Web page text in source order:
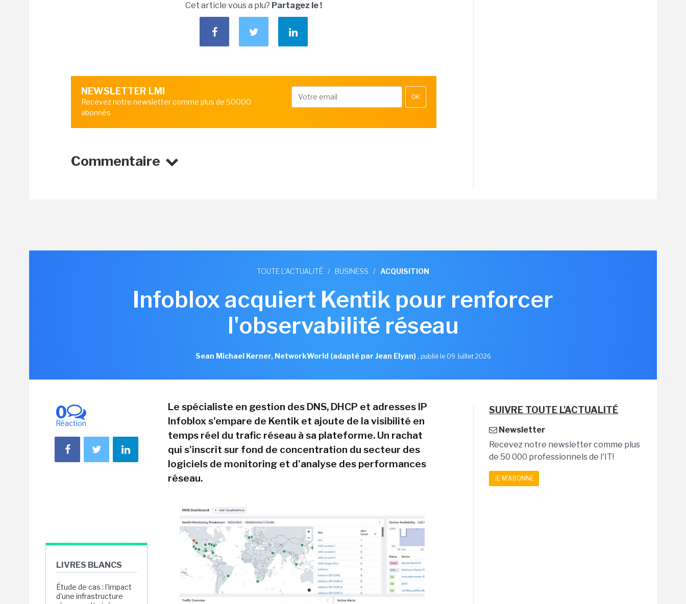
Cet article vous a plu? Partagez le !
NEWSLETTER LMI
Recevez notre newsletter comme plus de 50000
abonnés
OK
Commentaire
TOUTE L'ACTUALITÉ / BUSINESS / ACQUISITION
Infoblox acquiert Kentik pour renforcer
l'observabilité réseau
Sean Michael Kerner, NetworkWorld (adapté par Jean Elyan), publié le 09 Juillet 2026
0
Réaction
LIVRES BLANCS
Étude de cas : l'impact
d'une infrastructure
Le spécialiste en gestion des DNS, DHCP et adresses IP
Infoblox s'empare de Kentik et ajoute de la visibilité en
temps réel du trafic réseau à sa plateforme. Un rachat
qui s'inscrit sur fond de concentration du secteur des
logiciels de monitoring et d'analyse des performances
réseau.
SUIVRE TOUTE L'ACTUALITÉ
Newsletter
Recevez notre newsletter comme plus
de 50 000 professionnels de l'IT!
JE M'ABONNE